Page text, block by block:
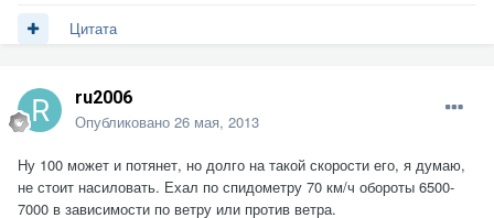
Цитата
ru2006
Опубликовано 26 мая, 2013
Ну 100 может и потянет, но долго на такой скорости его, я думаю,
не стоит насиловать. Ехал по спидометру 70 км/ч обороты 6500-
7000 в зависимости по ветру или против ветра.